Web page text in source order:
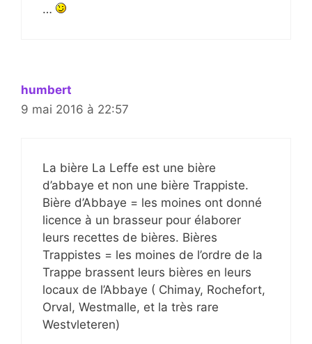
…
humbert
9 mai 2016 à 22:57
La bière La Leffe est une bière
d’abbaye et non une bière Trappiste.
Bière d’Abbaye = les moines ont donné
licence à un brasseur pour élaborer
leurs recettes de bières. Bières
Trappistes = les moines de l’ordre de la
Trappe brassent leurs bières en leurs
locaux de l’Abbaye ( Chimay, Rochefort,
Orval, Westmalle, et la très rare
Westvleteren)